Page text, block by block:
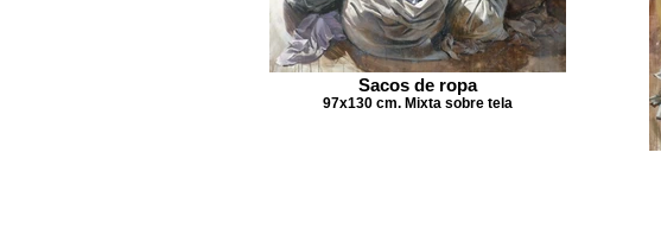
Sacos de ropa
97x130 cm. Mixta sobre tela